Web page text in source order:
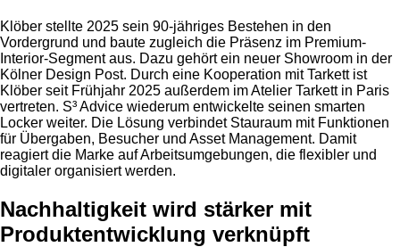
Klöber stellte 2025 sein 90-jähriges Bestehen in den
Vordergrund und baute zugleich die Präsenz im Premium-
Interior-Segment aus. Dazu gehört ein neuer Showroom in der
Kölner Design Post. Durch eine Kooperation mit Tarkett ist
Klöber seit Frühjahr 2025 außerdem im Atelier Tarkett in Paris
vertreten. S³ Advice wiederum entwickelte seinen smarten
Locker weiter. Die Lösung verbindet Stauraum mit Funktionen
für Übergaben, Besucher und Asset Management. Damit
reagiert die Marke auf Arbeitsumgebungen, die flexibler und
digitaler organisiert werden.
Nachhaltigkeit wird stärker mit
Produktentwicklung verknüpft